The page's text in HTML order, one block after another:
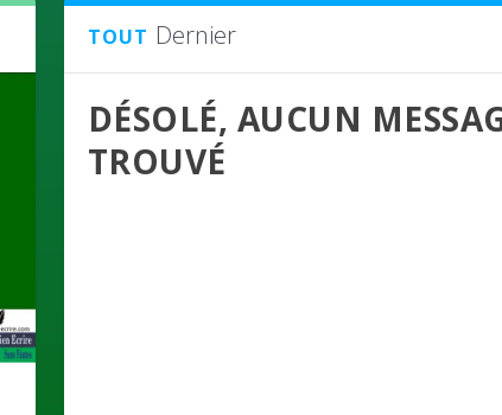
TOUT Dernier
DÉSOLÉ, AUCUN
TROUVÉ